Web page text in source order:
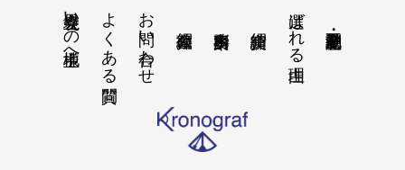
選ばれる理由
お問い合わせ
よくある質問
境界立会いの地主様へ